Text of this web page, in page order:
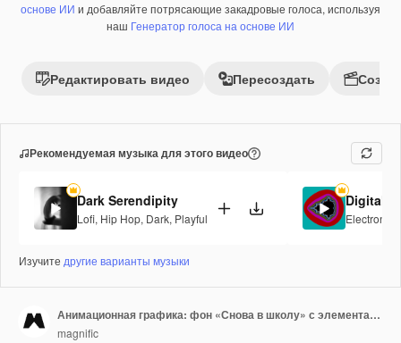
основе ИИ и добавляйте потрясающие закадровые голоса, используя
наш Генератор голоса на основе ИИ
Редактировать видео Пересоздать
Рекомендуемая музыка для этого видео
Dark Serendipity
Lofi, Hip Hop, Dark, Playful
Digital
Electronic
Изучите другие варианты музыки
Анимационная графика: фон «Снова в школу» с элементами
magnific